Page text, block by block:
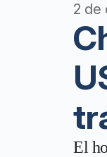
2 de
El